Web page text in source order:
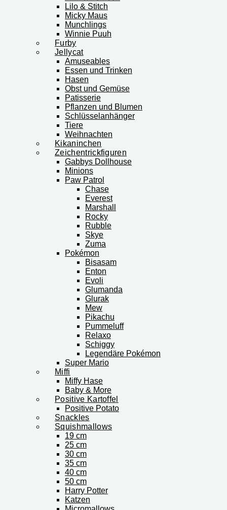
Lilo & Stitch
Micky Maus
Munchlings
Winnie Puuh
Furby
Jellycat
Amuseables
Essen und Trinken
Hasen
Obst und Gemüse
Patisserie
Pflanzen und Blumen
Schlüsselanhänger
Tiere
Weihnachten
Kikaninchen
Zeichentrickfiguren
Gabbys Dollhouse
Minions
Paw Patrol
Chase
Everest
Marshall
Rocky
Rubble
Skye
Zuma
Pokémon
Bisasam
Enton
Evoli
Glumanda
Glurak
Mew
Pikachu
Pummeluff
Relaxo
Schiggy
Legendäre Pokémon
Super Mario
Miffi
Miffy Hase
Baby & More
Positive Kartoffel
Positive Potato
Snackles
Squishmallows
19 cm
25 cm
30 cm
35 cm
40 cm
50 cm
Harry Potter
Katzen